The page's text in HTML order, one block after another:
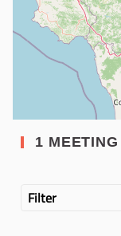
1 MEETING
Filter